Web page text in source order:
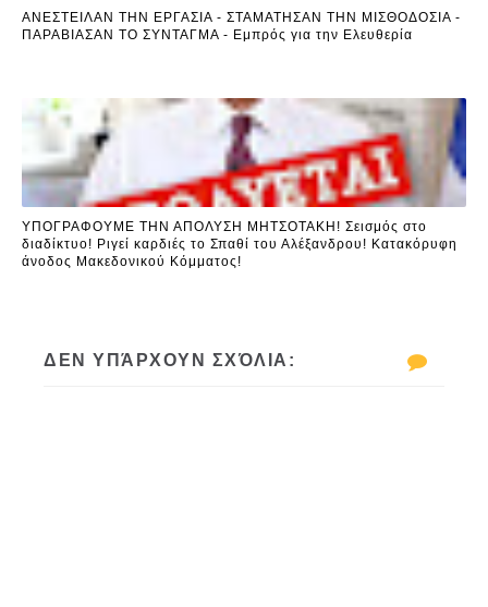
ΑΝΕΣΤΕΙΛΑΝ ΤΗΝ ΕΡΓΑΣΙΑ - ΣΤΑΜΑΤΗΣΑΝ ΤΗΝ ΜΙΣΘΟΔΟΣΙΑ -
ΠΑΡΑΒΙΑΣΑΝ ΤΟ ΣΥΝΤΑΓΜΑ - Εμπρός για την Ελευθερία
ΥΠΟΓΡΑΦΟΥΜΕ ΤΗΝ ΑΠΟΛΥΣΗ ΜΗΤΣΟΤΑΚΗ! Σεισμός στο
διαδίκτυο! Ριγεί καρδιές το Σπαθί του Αλέξανδρου! Κατακόρυφη
άνοδος Μακεδονικού Κόμματος!
ΔΕΝ ΥΠΆΡΧΟΥΝ ΣΧΌΛΙΑ: